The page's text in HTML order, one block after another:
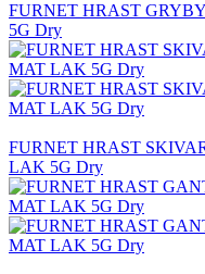
FURNET HRAST
5G Dry
FURNET HRAST
LAK 5G Dry